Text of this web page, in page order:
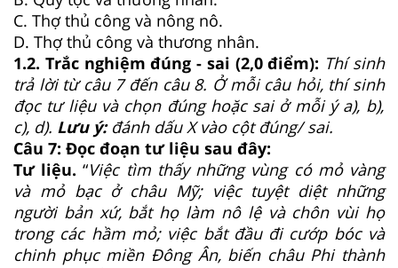
C. Thợ thủ công và nông nô.
D. Thợ thủ công và thương nhân.
1.2. Trắc nghiệm đúng - sai (2,0 điểm): Thí sinh
trả lời từ câu 7 đến câu 8. Ở mỗi câu hỏi, thí sinh
đọc tư liệu và chọn đúng hoặc sai ở mỗi ý a), b),
c), d). Lưu ý:đánh dấu X vào cột đúng/ sai.
Câu 7: Đọc đoạn tư liệu sau đây:
Tư liệu.“Việc tìm thấy những vùng có mỏ vàng
và mỏ bạc ở châu Mỹ; việc tuyệt diệt những
người bản xứ, bắt họ làm nô lệ và chôn vùi họ
trong các hầm mỏ; việc bắt đầu đi cướp bóc và
chinh phục miền Đông Ân, biến châu Phi thành